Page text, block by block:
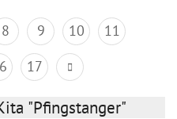
8 9 10
11
17
"Pfingstanger"